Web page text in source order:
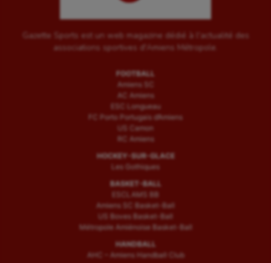
Gazette Sports est un web magazine dédié à l'actualité des
associations sportives d'Amiens Métropole.
FOOTBALL
Amiens SC
AC Amiens
ESC Longueau
FC Porto Portugais d’Amiens
US Camon
RC Amiens
HOCKEY-SUR-GLACE
Les Gothiques
BASKET-BALL
ESCLAMS BB
Amiens SC Basket-Ball
US Boves Basket-Ball
Métropole Amiénoise Basket-Ball
HANDBALL
AHC – Amiens Handball Club